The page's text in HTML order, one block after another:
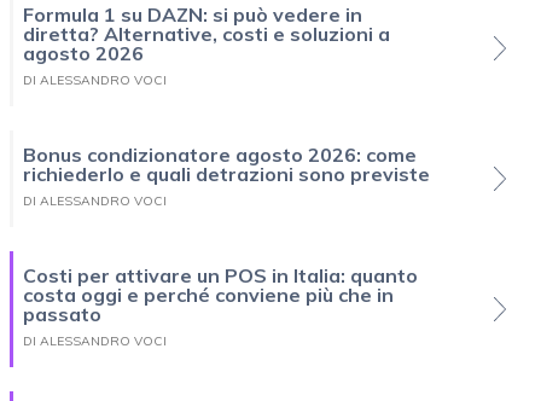
Formula 1 su DAZN: si può vedere in
diretta? Alternative, costi e soluzioni a
agosto 2026
DI ALESSANDRO VOCI
Bonus condizionatore agosto 2026: come
richiederlo e quali detrazioni sono previste
DI ALESSANDRO VOCI
Costi per attivare un POS in Italia: quanto
costa oggi e perché conviene più che in
passato
DI ALESSANDRO VOCI